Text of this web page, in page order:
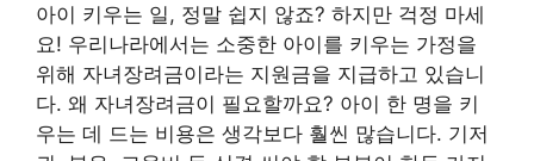
아이 키우는 일, 정말 쉽지 않죠? 하지만 걱정 마세
요! 우리나라에서는 소중한 아이를 키우는 가정을
위해 자녀장려금이라는 지원금을 지급하고 있습니
다. 왜 자녀장려금이 필요할까요? 아이 한 명을 키
우는 데 드는 비용은 생각보다 훨씬 많습니다. 기저